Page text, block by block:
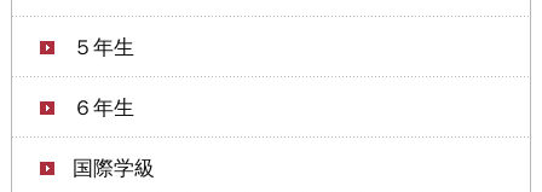
５年生
６年生
国際学級